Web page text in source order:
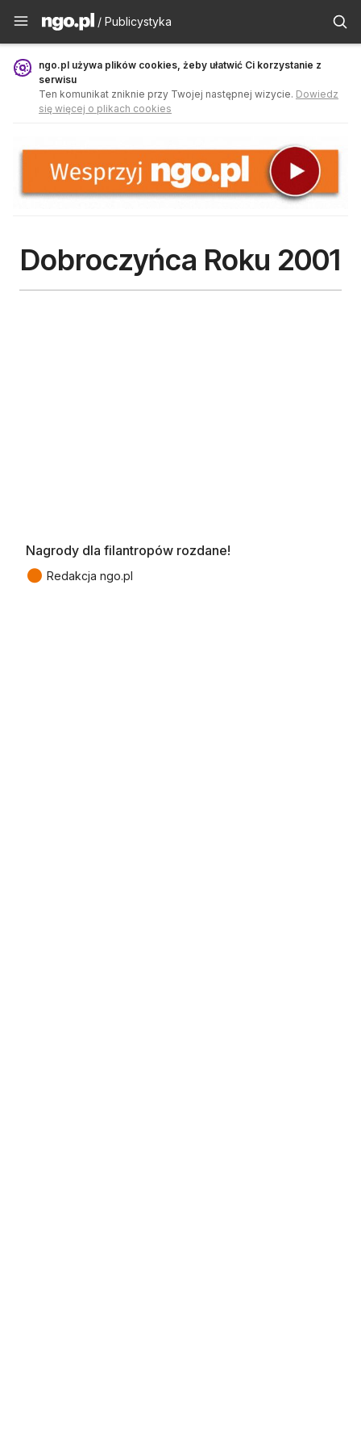
Publicystyka - ngo.pl
/ Publicystyka
ngo.pl używa plików cookies, żeby ułatwić Ci korzystanie z
serwisu
Ten komunikat zniknie przy Twojej następnej wizycie. Dowiedz
się więcej o plikach cookies
Dobroczyńca Roku 2001
Nagrody dla filantropów rozdane!
● Redakcja ngo.pl